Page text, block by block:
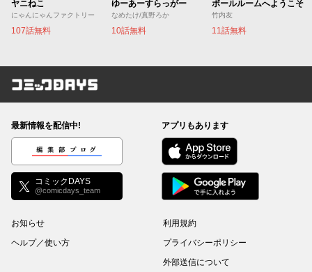
ヤニねこ
にゃんにゃんファクトリー
107話無料
ゆーあーすらっがー
なめたけ/真野ろか
10話無料
ボールルームへようこそ
竹内友
11話無料
コミックDAYS
最新情報を配信中!
編集部ブログ
コミックDAYS
@comicdays_team
アプリもあります
お知らせ
ヘルプ／使い方
利用規約
プライバシーポリシー
外部送信について